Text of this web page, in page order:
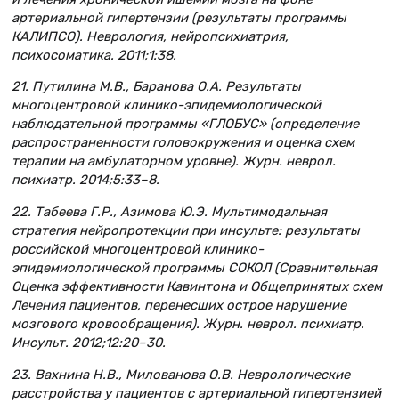
артериальной гипертензии (результаты программы
КАЛИПСО). Неврология, нейропсихиатрия,
психосоматика. 2011;1:38.
21. Путилина М.В., Баранова О.А. Результаты
многоцентровой клинико-эпидемиологической
наблюдательной программы «ГЛОБУС» (определение
распространенности головокружения и оценка схем
терапии на амбулаторном уровне). Журн. неврол.
психиатр. 2014;5:33–8.
22. Табеева Г.Р., Азимова Ю.Э. Мультимодальная
стратегия нейропротекции при инсульте: результаты
российской многоцентровой клинико-
эпидемиологической программы СОКОЛ (Сравнительная
Оценка эффективности Кавинтона и Общепринятых схем
Лечения пациентов, перенесших острое нарушение
мозгового кровообращения). Журн. неврол. психиатр.
Инсульт. 2012;12:20–30.
23. Вахнина Н.В., Милованова О.В. Неврологические
расстройства у пациентов с артериальной гипертензией